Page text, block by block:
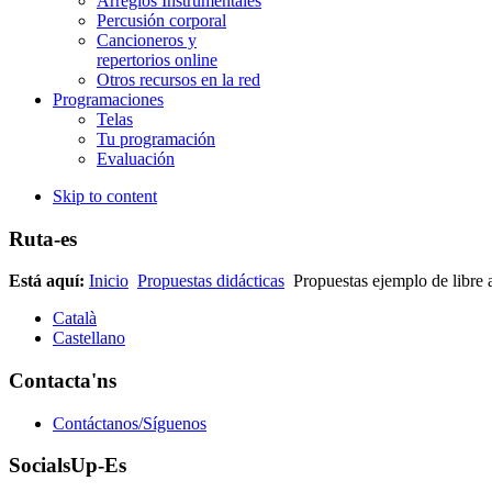
Percusión corporal
Cancioneros y
repertorios online
Otros recursos en la red
Programaciones
Telas
Tu programación
Evaluación
Skip to content
Ruta-es
Está aquí: Inicio Propuestas didácticas Propuestas ejemplo de libre
Català
Castellano
Contacta'ns
Contáctanos/Síguenos
SocialsUp-Es